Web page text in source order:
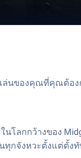
ล่นของคุณที่คุณต้อ
นโลกกว้างของ
ทุกจังหวะตั้งแต่ตั้